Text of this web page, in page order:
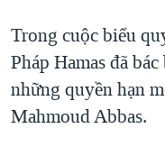
KINH TẾ
KHOA HỌC
SỨC KHOẺ
MỘT NĂM CHIẾN
GIẢI MÃ VÀNH ĐAI &
NGÀY TỊ NẠN THẾ
TRỊNH VĨNH BÌNH -
MẠNG XÃ HỘI
Trong cuộc biểu
Pháp Hamas đã
những quyền hạn
Mahmoud Abbas.